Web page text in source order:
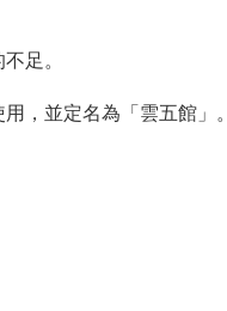
足。
，並定名為「雲五館」。